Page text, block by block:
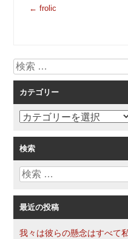
投
ゲ
ー
シ
ョ
ン
← frolic
検
索
カテゴリー
カ
ゴ
リ
ー
検索
検
最近の投稿
我々は彼らの懸念はすべて